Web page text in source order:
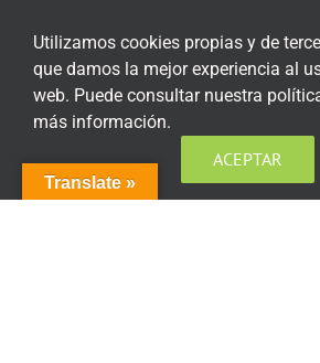
Aviso Legal
Política de privacidad
Política de privacidad Redes Sociales
Política de cookies
Translate »
Utilizamos cookies propias y de
que damos la mejor experiencia al
web. Puede consultar nuestra
más información.
ACEPTAR